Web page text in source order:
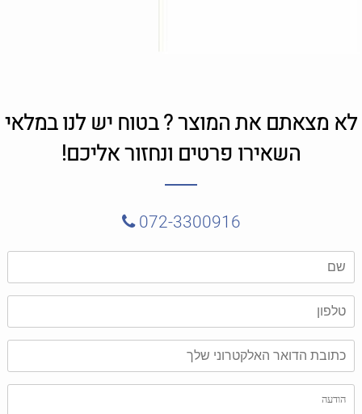
לא מצאתם את המוצר ? בטוח יש לנו במלאי
השאירו פרטים ונחזור אליכם!
072-3300916